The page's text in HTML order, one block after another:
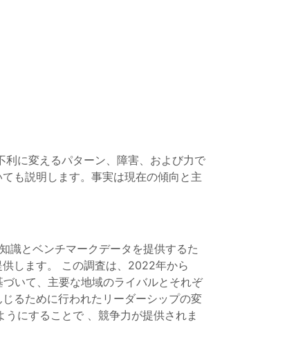
に変えるパターン、障害、および力で
も説明します。事実は現在の傾向と主
識とベンチマークデータを提供するた
します。 この調査は、2022年から
いて、主要な地域のライバルとそれぞ
るために行われたリーダーシップの変
にすることで 、競争力が提供されま